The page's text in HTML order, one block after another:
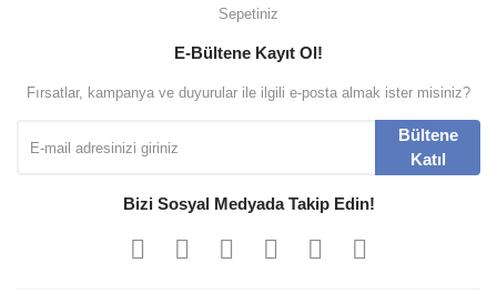
Sepetiniz
E-Bültene Kayıt Ol!
Fırsatlar, kampanya ve duyurular ile ilgili e-posta almak ister misiniz?
Bültene
Katıl
Bizi Sosyal Medyada Takip Edin!